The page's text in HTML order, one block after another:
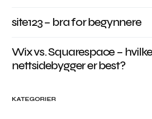
site123 – bra for begynnere
Wix vs. Squarespace –
nettsidebygger er best?
KATEGORIER